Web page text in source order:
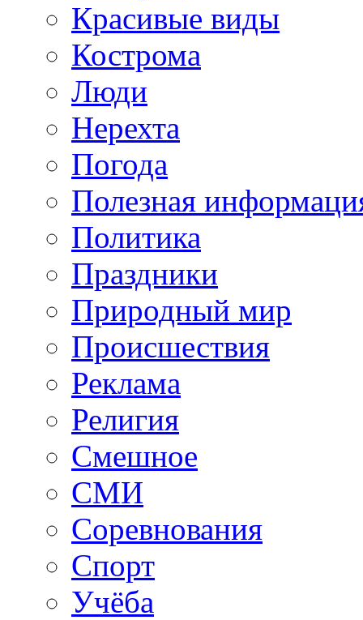
Красивые виды
Кострома
Люди
Нерехта
Погода
Полезная
Политика
Праздники
Природный мир
Происшествия
Реклама
Религия
Смешное
СМИ
Соревнования
Спорт
Учёба